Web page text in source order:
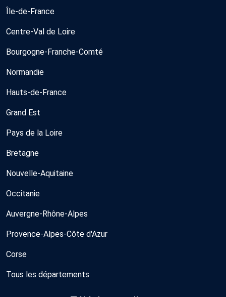
Île-de-France
Centre-Val de Loire
Bourgogne-Franche-Comté
Normandie
Hauts-de-France
Grand Est
Pays de la Loire
Bretagne
Nouvelle-Aquitaine
Occitanie
Auvergne-Rhône-Alpes
Provence-Alpes-Côte d'Azur
Corse
Tous les départements